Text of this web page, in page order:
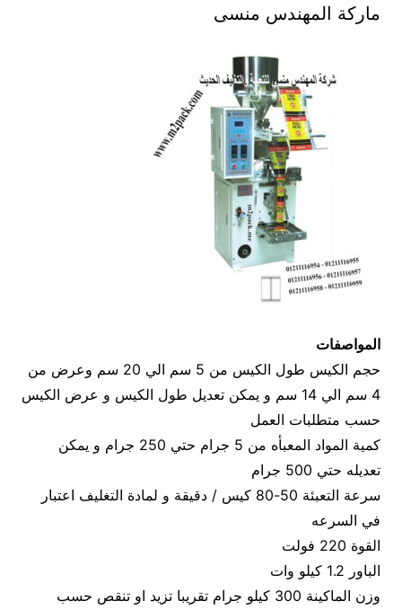
ماركة المهندس منسى
المواصفات
حجم الكيس طول الكيس من 5 سم الي 20 سم وعرض من
4 سم الي 14 سم و يمكن تعديل طول الكيس و عرض الكيس
حسب متطلبات العمل
كمية المواد المعبأه من 5 جرام حتي 250 جرام و يمكن
تعديله حتي 500 جرام
سرعة التعبئة 50-80 كيس / دقيقة و لمادة التغليف اعتبار
في السرعه
القوة 220 فولت
الباور 1.2 كيلو وات
وزن الماكينة 300 كيلو جرام تقريبا تزيد او تنقص حسب